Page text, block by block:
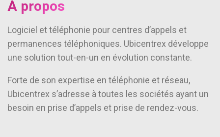
À propos
Logiciel et téléphonie pour centres d’appels et
permanences téléphoniques. Ubicentrex développe
une solution tout-en-un en évolution constante.
Forte de son expertise en téléphonie et réseau,
Ubicentrex s’adresse à toutes les sociétés ayant un
besoin en prise d’appels et prise de rendez-vous.